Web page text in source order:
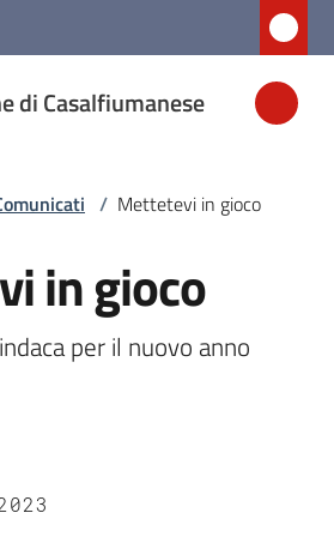
di Casalfiumanese
/ Mettetevi in gioco
in gioco
per il nuovo anno